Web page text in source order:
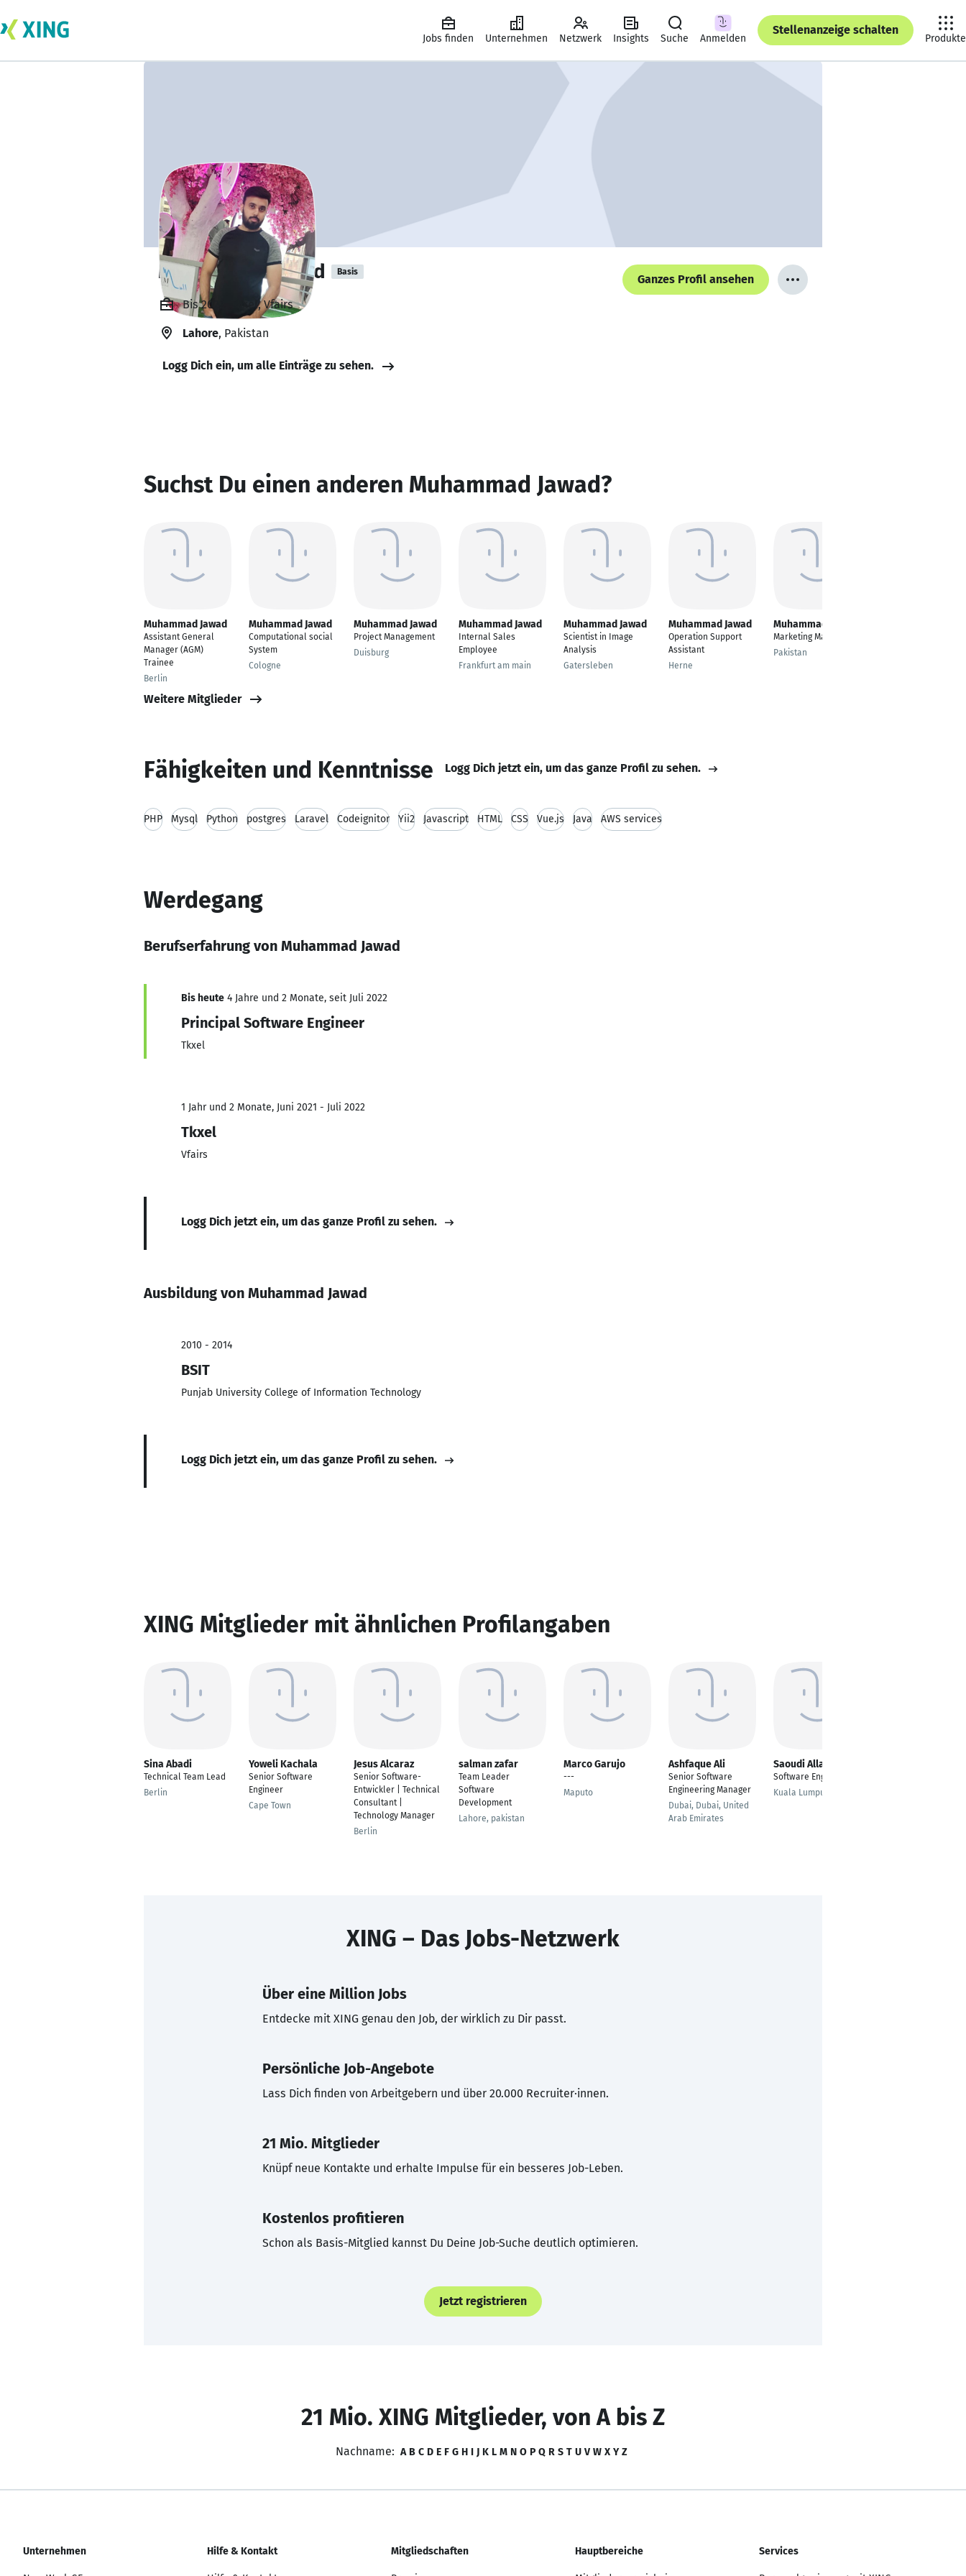
Jobs finden Unternehmen Netzwerk Insights Suche Anmelden
Stellenanzeige schalten
Produkte
Muhammad Jawad Basis
Ganzes Profil ansehen
Bis 2022, Tkxel, Vfairs
Lahore, Pakistan
Logg Dich ein, um alle Einträge zu sehen.
Suchst Du einen anderen Muhammad Jawad?
Muhammad Jawad
Assistant General
Manager (AGM)
Trainee
Berlin
Muhammad Jawad
Computational social
System
Cologne
Muhammad Jawad
Project Management
Duisburg
Muhammad Jawad
Internal Sales
Employee
Frankfurt am main
Muhammad Jawad
Scientist in Image
Analysis
Gatersleben
Muhammad Jawad
Operation Support
Assistant
Herne
Muhammad Jawad
Marketing Manager
Pakistan
Weitere Mitglieder
Fähigkeiten und Kenntnisse Logg Dich jetzt ein, um das ganze Profil zu sehen.
PHP Mysql Python postgres Laravel Codeignitor Yii2 Javascript HTML CSS Vue.js Java AWS services
Werdegang
Berufserfahrung von Muhammad Jawad
Bis heute 4 Jahre und 2 Monate, seit Juli 2022
Principal Software Engineer
Tkxel
1 Jahr und 2 Monate, Juni 2021 - Juli 2022
Tkxel
Vfairs
Logg Dich jetzt ein, um das ganze Profil zu sehen.
Ausbildung von Muhammad Jawad
2010 - 2014
BSIT
Punjab University College of Information Technology
Logg Dich jetzt ein, um das ganze Profil zu sehen.
XING Mitglieder mit ähnlichen Profilangaben
Sina Abadi
Technical Team Lead
Berlin
Yoweli Kachala
Senior Software
Engineer
Cape Town
Jesus Alcaraz
Senior Software-
Entwickler | Technical
Consultant |
Technology Manager
Berlin
salman zafar
Team Leader
Software
Development
Lahore, pakistan
Marco Garujo
---
Maputo
Ashfaque Ali
Senior Software
Engineering Manager
Dubai, Dubai, United
Arab Emirates
Saoudi Alla Eddine
Software Engineer
Kuala Lumpur
XING – Das Jobs-Netzwerk
Über eine Million Jobs
Entdecke mit XING genau den Job, der wirklich zu Dir passt.
Persönliche Job-Angebote
Lass Dich finden von Arbeitgebern und über 20.000 Recruiter·innen.
21 Mio. Mitglieder
Knüpf neue Kontakte und erhalte Impulse für ein besseres Job-Leben.
Kostenlos profitieren
Schon als Basis-Mitglied kannst Du Deine Job-Suche deutlich optimieren.
Jetzt registrieren
21 Mio. XING Mitglieder, von A bis Z
Nachname: A B C D E F G H I J K L M N O P Q R S T U V W X Y Z
Unternehmen Hilfe & Kontakt Mitgliedschaften Hauptbereiche Services